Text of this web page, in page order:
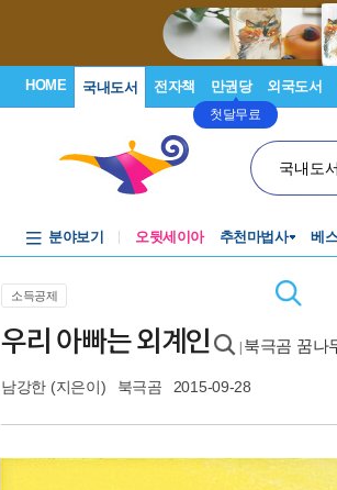
HOME 국내도서 전자책 만권당
첫달무료
외국도서
국내도
분야보기 오뒷세이아 추천마법사 베
소득공제
우리 아빠는 외계인 북극곰 꿈나
남강한 (지은이) 북극곰 2015-09-28